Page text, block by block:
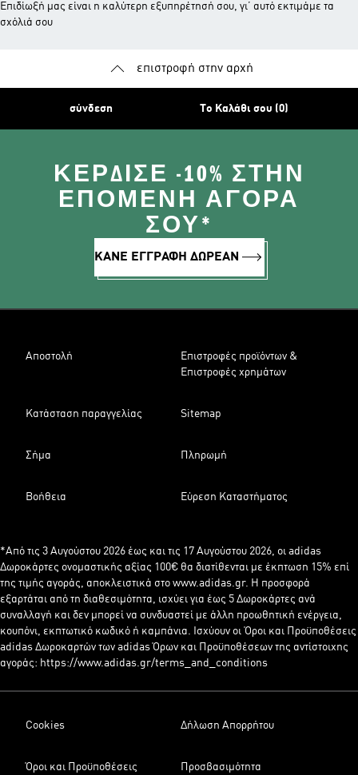
Επιδίωξή μας είναι η καλύτερη εξυπηρέτησή σου, γι’ αυτό εκτιμάμε τα
σχόλιά σου
επιστροφή στην αρχή
σύνδεση Το Καλάθι σου (0)
ΚΈΡΔΙΣΕ -10% ΣΤΗΝ
ΕΠΌΜΕΝΗ ΑΓΟΡΆ
ΣΟΥ*
ΚΑΝΕ ΕΓΓΡΑΦΗ ΔΩΡΕΑΝ
Αποστολή
Επιστροφές προϊόντων &
Επιστροφές χρημάτων
Κατάσταση παραγγελίας Sitemap
Σήμα Πληρωμή
Βοήθεια Εύρεση Καταστήματος
*Από τις 3 Αυγούστου 2026 έως και τις 17 Αυγούστου 2026, οι adidas
Δωροκάρτες ονομαστικής αξίας 100€ θα διατίθενται με έκπτωση 15% επί
της τιμής αγοράς, αποκλειστικά στο www.adidas.gr. Η προσφορά
εξαρτάται από τη διαθεσιμότητα, ισχύει για έως 5 Δωροκάρτες ανά
συναλλαγή και δεν μπορεί να συνδυαστεί με άλλη προωθητική ενέργεια,
κουπόνι, εκπτωτικό κωδικό ή καμπάνια. Ισχύουν οι Όροι και Προϋποθέσεις
adidas Δωροκαρτών των adidas Όρων και Προϋποθέσεων της αντίστοιχης
αγοράς: https://www.adidas.gr/terms_and_conditions
Cookies Δήλωση Απορρήτου
Όροι και Προϋποθέσεις Προσβασιμότητα